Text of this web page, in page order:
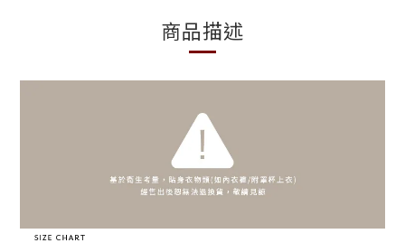
商品描述